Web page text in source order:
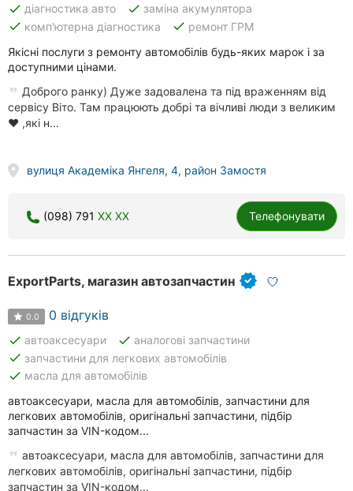
done діагностика авто done заміна акумулятора
done комп'ютерна діагностика done ремонт ГРМ
Якісні послуги з ремонту автомобілів будь-яких марок і за
доступними цінами.
Доброго ранку) Дуже задовалена та під враженням від
сервісу Віто. Там працюють добрі та вічливі люди з великим
❤️ ,які н...
вулиця Академіка Янгеля, 4, район Замостя
(098) 791 XX XX Телефонувати
ExportParts, магазин автозапчастин
0.0 0 відгуків
done автоаксесуари done аналогові запчастини
done запчастини для легкових автомобілів
done масла для автомобілів
автоаксесуари, масла для автомобілів, запчастини для
легкових автомобілів, оригінальні запчастини, підбір
запчастин за VIN-кодом...
автоаксесуари, масла для автомобілів, запчастини для
легкових автомобілів, оригінальні запчастини, підбір
запчастин за VIN-кодом...